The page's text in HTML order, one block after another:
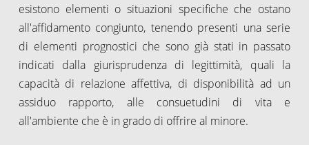
esistono elementi o situazioni specifiche che ostano
all'affidamento congiunto, tenendo presenti una serie
di elementi prognostici che sono già stati in passato
indicati dalla giurisprudenza di legittimità, quali la
capacità di relazione affettiva, di disponibilità ad un
assiduo rapporto, alle consuetudini di vita e
all'ambiente che è in grado di offrire al minore.